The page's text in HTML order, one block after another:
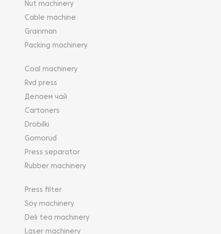
Nut machinery
Cable machine
Grainman
Packing machinery
Coal machinery
Rvd press
Делаем чай
Cartoners
Drobilki
Gornorud
Press separator
Rubber machinery
Press filter
Soy machinery
Deli tea machinery
Laser machinery